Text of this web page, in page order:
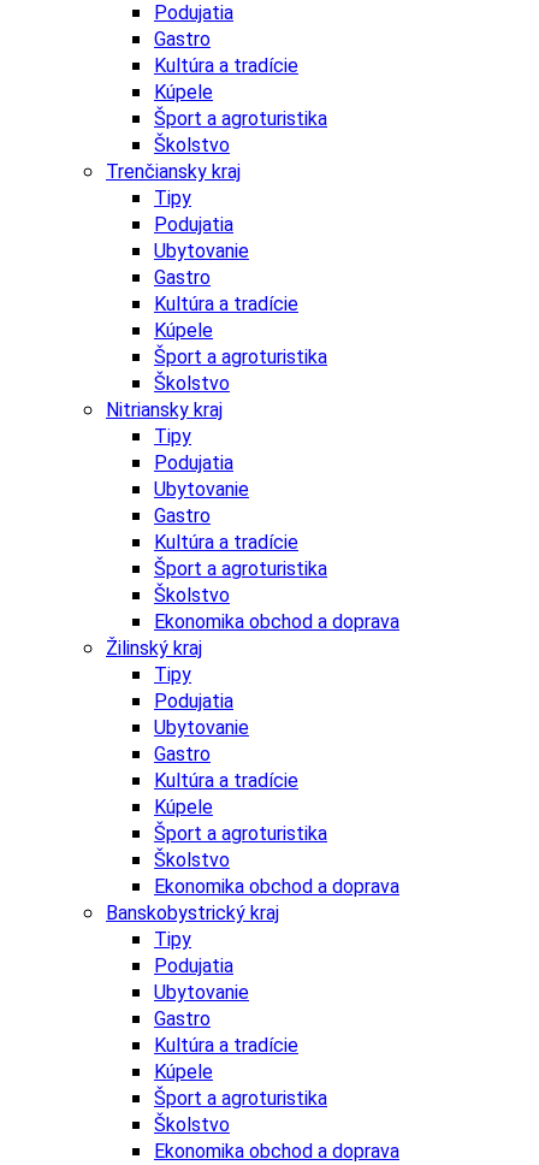
Podujatia
Gastro
Kultúra a tradície
Kúpele
Šport a agroturistika
Školstvo
Trenčiansky kraj
Tipy
Podujatia
Ubytovanie
Gastro
Kultúra a tradície
Kúpele
Šport a agroturistika
Školstvo
Nitriansky kraj
Tipy
Podujatia
Ubytovanie
Gastro
Kultúra a tradície
Šport a agroturistika
Školstvo
Ekonomika obchod a doprava
Žilinský kraj
Tipy
Podujatia
Ubytovanie
Gastro
Kultúra a tradície
Kúpele
Šport a agroturistika
Školstvo
Ekonomika obchod a doprava
Banskobystrický kraj
Tipy
Podujatia
Ubytovanie
Gastro
Kultúra a tradície
Kúpele
Šport a agroturistika
Školstvo
Ekonomika obchod a doprava